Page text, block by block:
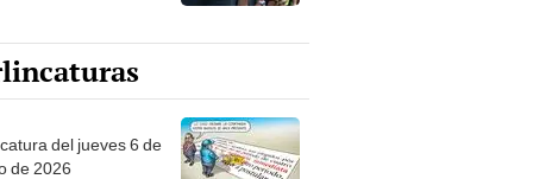
del jueves 6 de
de 2026